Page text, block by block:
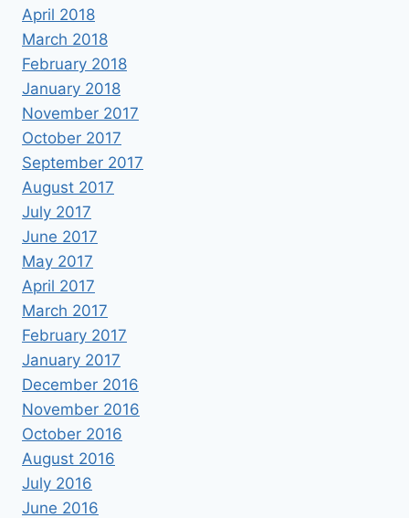
April 2018
March 2018
February 2018
January 2018
November 2017
October 2017
September 2017
August 2017
July 2017
June 2017
May 2017
April 2017
March 2017
February 2017
January 2017
December 2016
November 2016
October 2016
August 2016
July 2016
June 2016